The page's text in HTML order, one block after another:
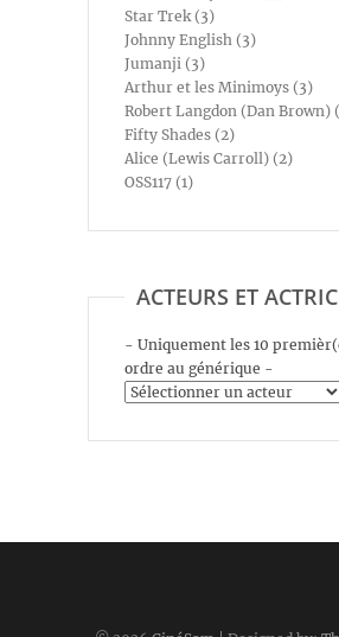
Star Trek (3)
Johnny English (3)
Jumanji (3)
Arthur et les Minimoys (3)
Robert Langdon (Dan Brown)
Fifty Shades (2)
Alice (Lewis Carroll) (2)
OSS117 (1)
ACTEURS ET
- Uniquement les 10
ordre au générique -